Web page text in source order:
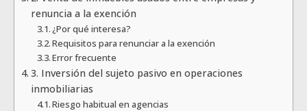
renuncia a la exención
¿Por qué interesa?
Requisitos para renunciar a la exención
Error frecuente
3. Inversión del sujeto pasivo en operaciones
inmobiliarias
Riesgo habitual en agencias